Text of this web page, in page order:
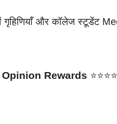
गृहिणियाँ और कॉलेज स्टूडेंट
Rewards